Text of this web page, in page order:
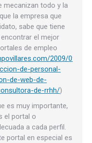
mecanizan todo y la
la empresa que
sabe que tiene
el mejor
de empleo
2009/09/un-
de-personal-
de-web-de-
de-rrhh/)
es muy importante,
el portal o
a cada perfil.
portal en especial es